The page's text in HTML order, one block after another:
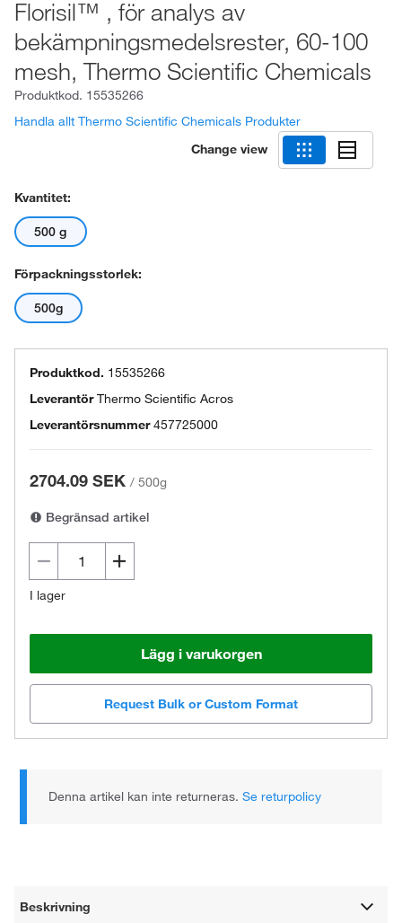
Florisil™ , för analys av
bekämpningsmedelsrester, 60-100
mesh, Thermo Scientific Chemicals
Produktkod. 15535266
Handla allt Thermo Scientific Chemicals Produkter
Change view
Kvantitet:
500 g
Förpackningsstorlek:
500g
Produktkod. 15535266
LeverantörThermo Scientific Acros
Leverantörsnummer 457725000
2704.09 SEK / 500g
Begränsad artikel
I lager
Lägg i varukorgen
Request Bulk or Custom Format
Denna artikel kan inte returneras.Se returpolicy
Beskrivning